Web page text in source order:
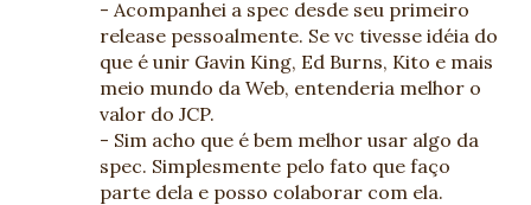
- Acompanhei a spec desde seu primeiro
release pessoalmente. Se vc tivesse idéia do
que é unir Gavin King, Ed Burns, Kito e mais
meio mundo da Web, entenderia melhor o
valor do JCP.
- Sim acho que é bem melhor usar algo da
spec. Simplesmente pelo fato que faço
parte dela e posso colaborar com ela.